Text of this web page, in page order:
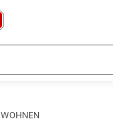
WOHNEN